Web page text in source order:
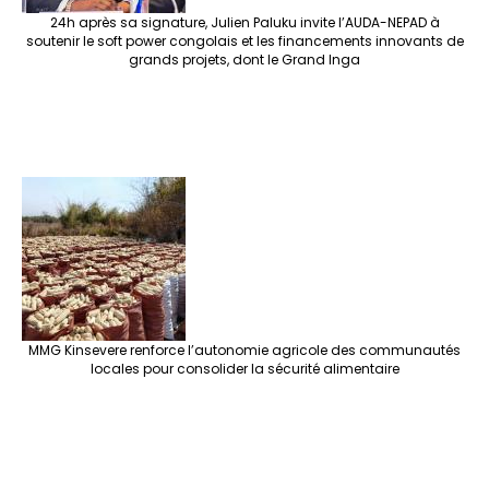
24h après sa signature, Julien Paluku invite l’AUDA-NEPAD à
soutenir le soft power congolais et les financements innovants de
grands projets, dont le Grand Inga
MMG Kinsevere renforce l’autonomie agricole des communautés
locales pour consolider la sécurité alimentaire